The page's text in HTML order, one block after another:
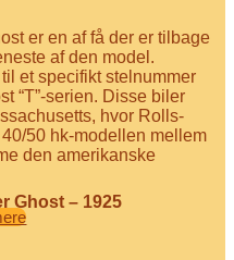
er en af få der er tilbage
af den model.
et specifikt stelnummer
“T”-serien. Disse biler
hvor Rolls-
50 hk-modellen mellem
den amerikanske
Ghost – 1925